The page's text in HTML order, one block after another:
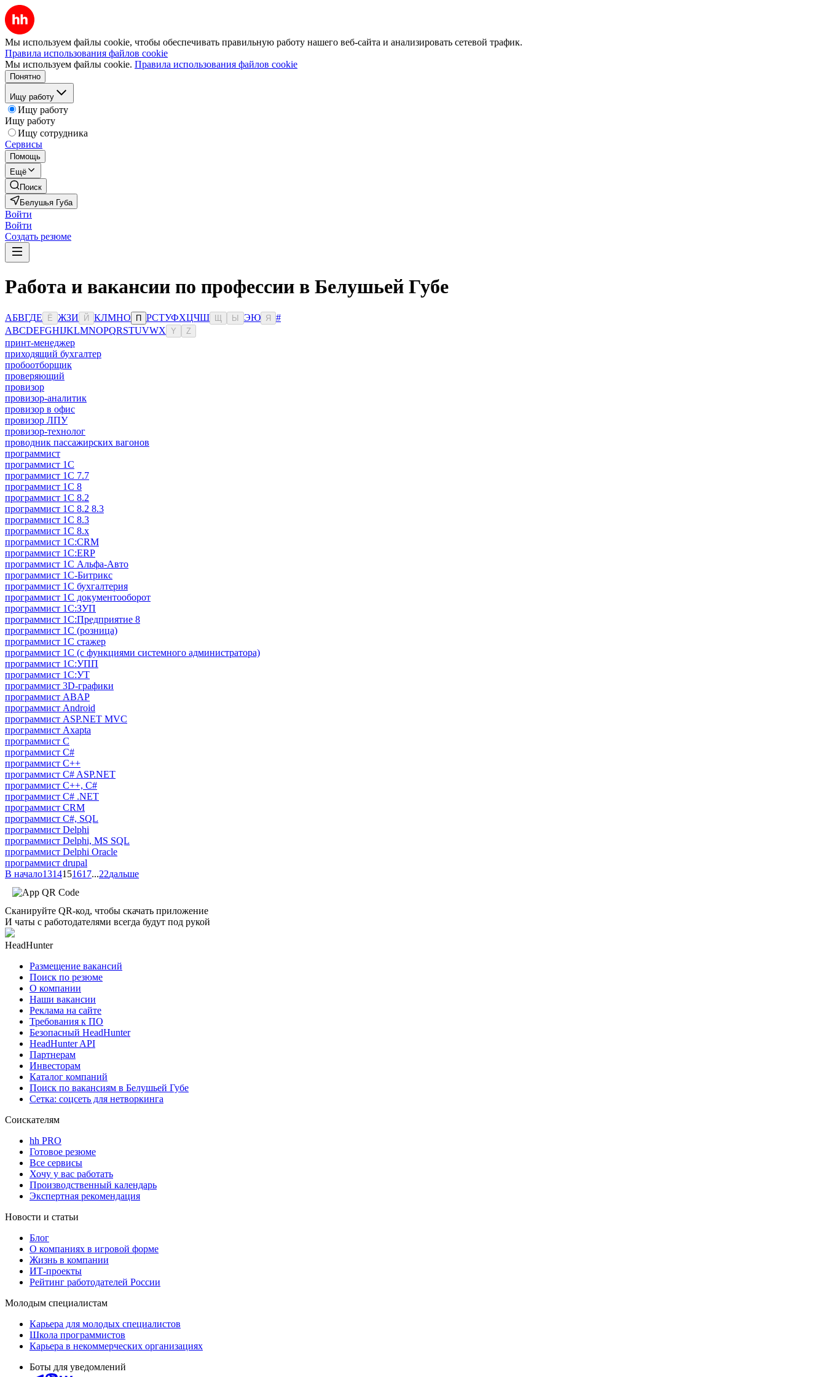
Мы используем файлы cookie, чтобы обеспечивать правильную работу нашего веб-сайта и анализировать сетевой трафик.
Правила использования файлов cookie
Мы используем файлы cookie. Правила использования файлов cookie
Понятно
Ищу работу
Ищу работу
Ищу работу
Ищу сотрудника
Сервисы
Помощь
Ещё
Поиск
Белушья Губа
Войти
Войти
Создать резюме
Работа и вакансии по профессии в Белушьей Губе
АБВГДЕ Ё ЖЗИ Й КЛМНО П РСТУФХЦЧШ Ы ЭЮ Я
#
ABCDEFGHIJKLMNOPQRSTUVWX Y Z
принт-менеджер
приходящий бухгалтер
пробоотборщик
проверяющий
провизор
провизор-аналитик
провизор в офис
провизор ЛПУ
провизор-технолог
проводник пассажирских вагонов
программист
программист 1C
программист 1C 7.7
программист 1C 8
программист 1C 8.2
программист 1С 8.2 8.3
программист 1С 8.3
программист 1С 8.х
программист 1С:CRM
программист 1С:ERP
программист 1С Альфа-Авто
программист 1С-Битрикс
программист 1С бухгалтерия
программист 1С документооборот
программист 1С:ЗУП
программист 1С:Предприятие 8
программист 1С (розница)
программист 1С стажер
программист 1С (с функциями системного администратора)
программист 1С:УПП
программист 1С:УТ
программист 3D-графики
программист ABAP
программист Android
программист ASP.NET MVC
программист Axapta
программист C
программист C#
программист C++
программист C# ASP.NET
программист C++, C#
программист C# .NET
программист CRM
программист C#, SQL
программист Delphi
программист Delphi, MS SQL
программист Delphi Oracle
программист drupal
В начало1314151617...22дальше
Сканируйте QR-код, чтобы скачать приложение
И чаты с работодателями всегда будут под рукой
HeadHunter
Размещение вакансий
Поиск по резюме
О компании
Наши вакансии
Реклама на сайте
Требования к ПО
Безопасный HeadHunter
HeadHunter API
Партнерам
Инвесторам
Каталог компаний
Поиск по вакансиям в Белушьей Губе
Сетка: соцсеть для нетворкинга
Соискателям
hh PRO
Готовое резюме
Все сервисы
Хочу у вас работать
Производственный календарь
Экспертная рекомендация
Новости и статьи
Блог
О компаниях в игровой форме
Жизнь в компании
ИТ-проекты
Рейтинг работодателей России
Молодым специалистам
Карьера для молодых специалистов
Школа программистов
Карьера в некоммерческих организациях
Боты для уведомлений